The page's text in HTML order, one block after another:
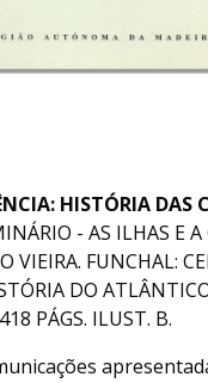
HISTÓRIA DAS
- AS ILHAS E A
VIEIRA. FUNCHAL:
DO
PÁGS. ILUST. B.